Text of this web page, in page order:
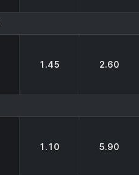
1.45 2.60
1.10 5.90